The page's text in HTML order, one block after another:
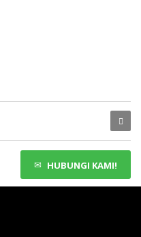
HUBUNGI KAMI!